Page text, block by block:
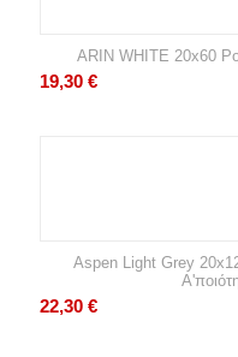
ARIN WHITE 20x60
19,30 €
Aspen Light Grey
22,30 €